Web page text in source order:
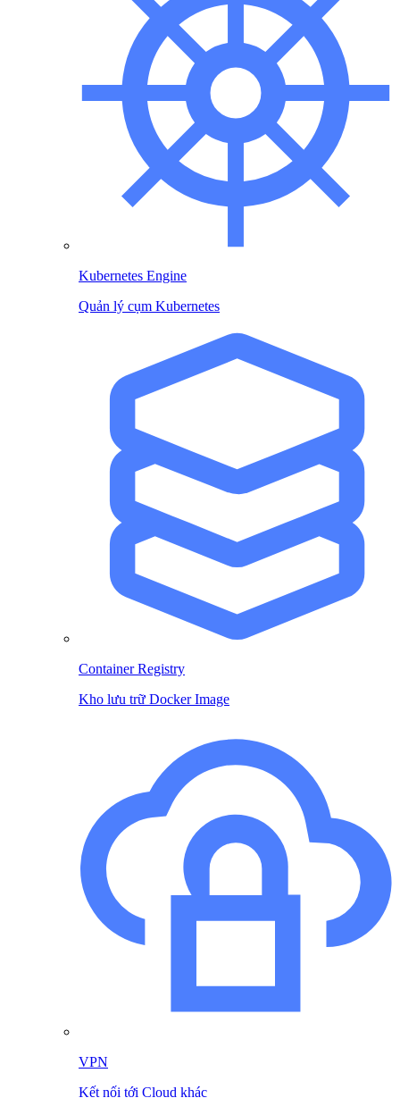
Kubernetes Engine
Quản lý cụm Kubernetes
Container Registry
Kho lưu trữ Docker Image
VPN
Kết nối tới Cloud khác